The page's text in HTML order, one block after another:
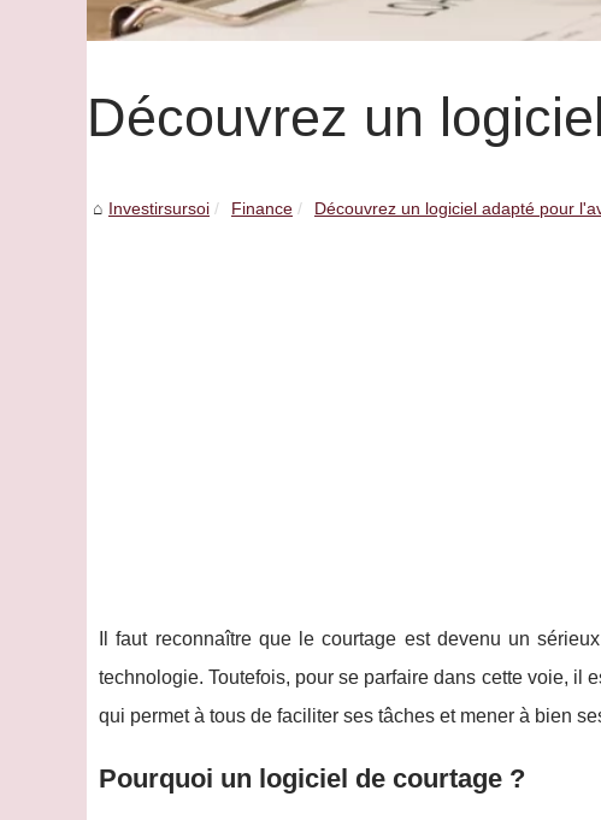
Découvrez un
Investirsursoi Finance Découvrez un logiciel adapté pour
Il faut reconnaître que le courtage est devenu un
technologie. Toutefois, pour se parfaire dans cette voie, il
qui permet à tous de faciliter ses tâches et mener à bien
Pourquoi un logiciel de courtage ?